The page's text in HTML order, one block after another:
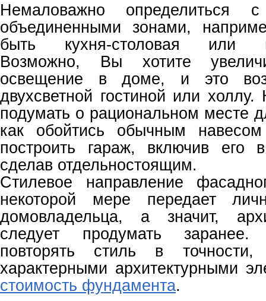
Немаловажно определиться с
объединенными зонами,
быть кухня-столовая или
Возможно, Вы хотите
освещение в доме, и это
двухсветной гостиной или
подумать о рациональном месте
как обойтись обычным
построить гараж, включив
сделав отдельностоящим.
Стилевое направление
некоторой мере передает
домовладельца, а значит,
следует продумать
повторять стиль в
характерными архитектурными
стоимость фундамента.